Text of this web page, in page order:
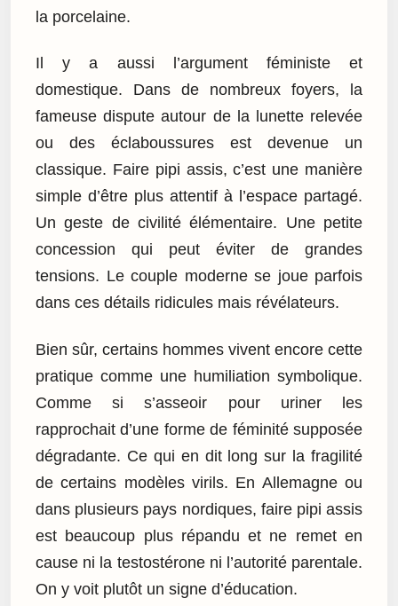
la porcelaine.
Il y a aussi l’argument féministe et
domestique. Dans de nombreux foyers, la
fameuse dispute autour de la lunette relevée
ou des éclaboussures est devenue un
classique. Faire pipi assis, c’est une manière
simple d’être plus attentif à l’espace partagé.
Un geste de civilité élémentaire. Une petite
concession qui peut éviter de grandes
tensions. Le couple moderne se joue parfois
dans ces détails ridicules mais révélateurs.
Bien sûr, certains hommes vivent encore cette
pratique comme une humiliation symbolique.
Comme si s’asseoir pour uriner les
rapprochait d’une forme de féminité supposée
dégradante. Ce qui en dit long sur la fragilité
de certains modèles virils. En Allemagne ou
dans plusieurs pays nordiques, faire pipi assis
est beaucoup plus répandu et ne remet en
cause ni la testostérone ni l’autorité parentale.
On y voit plutôt un signe d’éducation.